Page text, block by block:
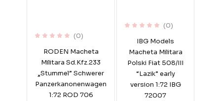
(0)
RODEN Macheta
Militara Sd.Kfz.233
„Stummel” Schwerer
Panzerkanonenwagen
1:72 ROD 706
(0)
IBG Models
Macheta Militara
Polski Fiat 508/III
“Lazik” early
version 1:72 IBG
72007